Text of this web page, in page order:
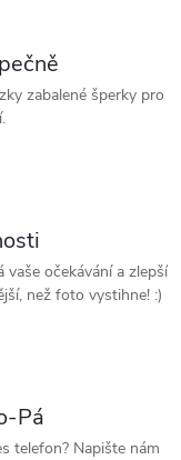
zabalené šperky pro
očekávání a zlepší
než foto vystihne! :)
Pá
telefon? Napište nám